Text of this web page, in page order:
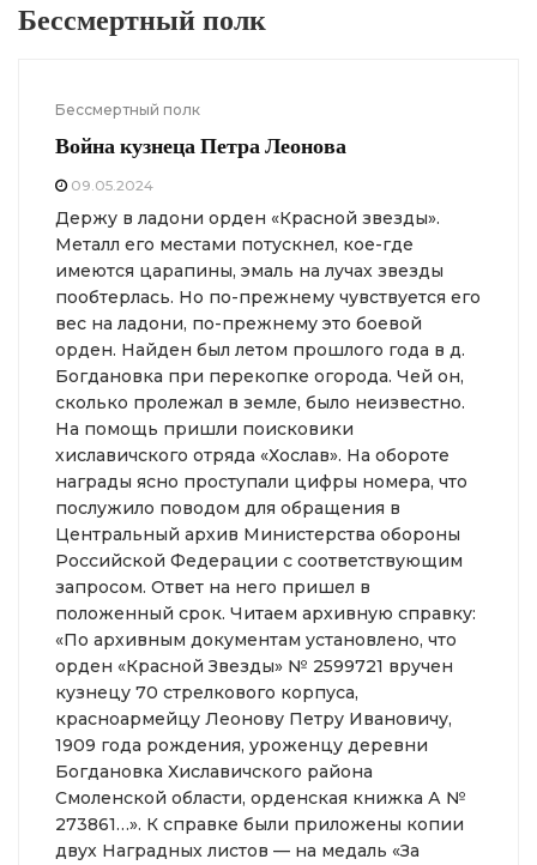
Бессмертный полк
Бессмертный полк
Война кузнеца Петра Леонова
09.05.2024
Держу в ладони орден «Красной звезды».
Металл его местами потускнел, кое-где
имеются царапины, эмаль на лучах звезды
пообтерлась. Но по-прежнему чувствуется его
вес на ладони, по-прежнему это боевой
орден. Найден был летом прошлого года в д.
Богдановка при перекопке огорода. Чей он,
сколько пролежал в земле, было неизвестно.
На помощь пришли поисковики
хиславичского отряда «Хослав». На обороте
награды ясно проступали цифры номера, что
послужило поводом для обращения в
Центральный архив Министерства обороны
Российской Федерации с соответствующим
запросом. Ответ на него пришел в
положенный срок. Читаем архивную справку:
«По архивным документам установлено, что
орден «Красной Звезды» № 2599721 вручен
кузнецу 70 стрелкового корпуса,
красноармейцу Леонову Петру Ивановичу,
1909 года рождения, уроженцу деревни
Богдановка Хиславичского района
Смоленской области, орденская книжка А №
273861…». К справке были приложены копии
двух Наградных листов — на медаль «За